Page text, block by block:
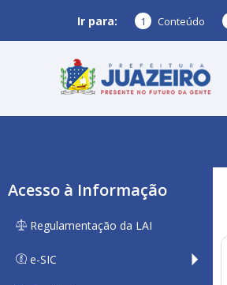
Ir para: 1 Conteúdo
Acesso à Informação
Regulamentação da LAI
e-SIC